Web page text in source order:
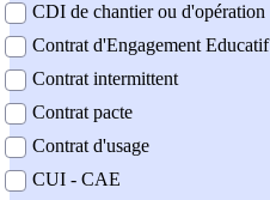
CDI de chantier ou d'opération
Contrat d'Engagement Educatif
Contrat intermittent
Contrat pacte
Contrat d'usage
CUI - CAE